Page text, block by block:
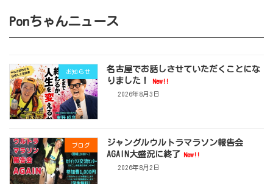
Ponちゃんニュース
お知らせ
名古屋でお話しさせていただくことにな
りました！
New!!
2026年8月3日
ブログ
ジャングルウルトラマラソン報告会
AGAIN大盛況に終了 New!!
2026年8月2日